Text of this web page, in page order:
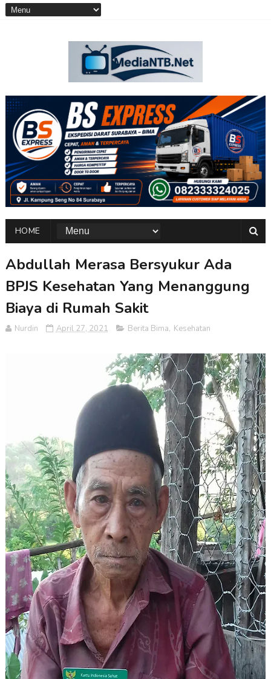
HOME
Abdullah Merasa Bersyukur Ada
BPJS Kesehatan Yang Menanggung
Biaya di Rumah Sakit
Nurdin April 27, 2021 Berita Bima, Kesehatan